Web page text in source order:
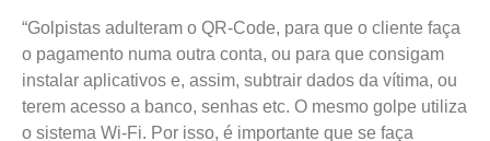
“Golpistas adulteram o QR-Code, para que o cliente faça
o pagamento numa outra conta, ou para que consigam
instalar aplicativos e, assim, subtrair dados da vítima, ou
terem acesso a banco, senhas etc. O mesmo golpe utiliza
o sistema Wi-Fi. Por isso, é importante que se faça